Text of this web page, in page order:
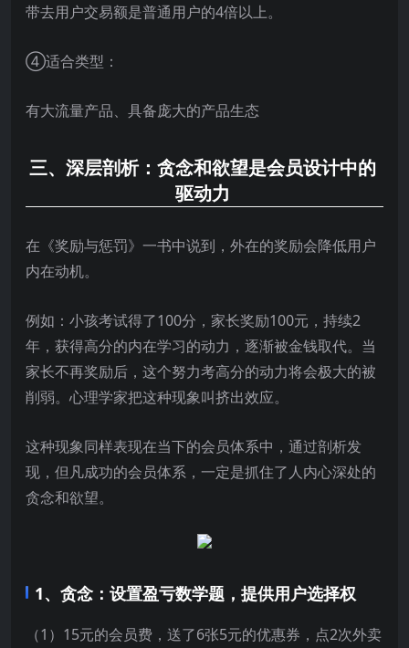
带去用户交易额是普通用户的4倍以上。
④适合类型：
有大流量产品、具备庞大的产品生态
三、 深层剖析：贪念和欲望是会员设计中的
驱动力
在《奖励与惩罚》一书中说到，外在的奖励会降低用户
内在动机。
例如：小孩考试得了100分，家长奖励100元，持续2
年，获得高分的内在学习的动力，逐渐被金钱取代。当
家长不再奖励后，这个努力考高分的动力将会极大的被
削弱。心理学家把这种现象叫挤出效应。
这种现象同样表现在当下的会员体系中，通过剖析发
现，但凡成功的会员体系，一定是抓住了人内心深处的
贪念和欲望。
1、贪念：设置盈亏数学题，提供用户选择权
（1）15元的会员费，送了6张5元的优惠券，点2次外卖